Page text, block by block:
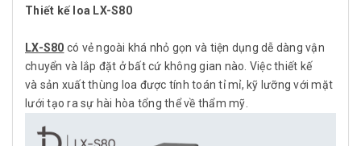
Thiết kế loa LX-S80
LX-S80 có vẻ ngoài khá nhỏ gọn và tiện dụng dễ dàng vận
chuyển và lắp đặt ở bất cứ không gian nào. Việc thiết kế
và sản xuất thùng loa được tính toán tỉ mỉ, kỹ lưỡng với mặt
lưới tạo ra sự hài hòa tổng thể về thẩm mỹ.